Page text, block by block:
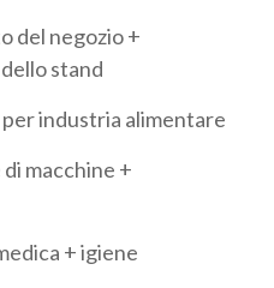
del negozio +
stand
industria alimentare
macchine +
+ igiene